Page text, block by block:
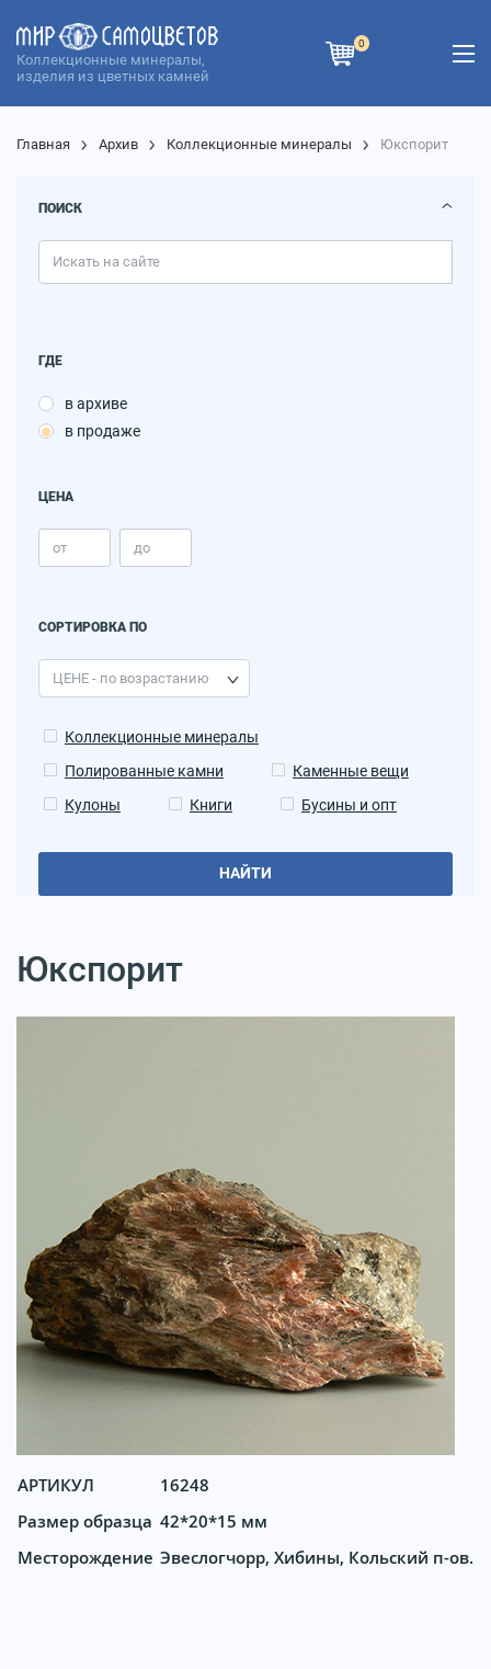
Коллекционные минералы,
изделия из цветных камней
0
Главная Архив Коллекционные минералы Юкспорит
ПОИСК
ГДЕ
в архиве
в продаже
ЦЕНА
СОРТИРОВКА ПО
Коллекционные минералы
Полированные камни
Каменные вещи
Кулоны
Книги Бусины и опт
НАЙТИ
Юкспорит
АРТИКУЛ
16248
Размер образца 42*20*15 мм
Месторождение Эвеслогчорр, Хибины, Кольский п-ов.